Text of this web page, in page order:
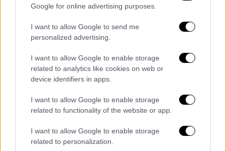
Google for online advertising purposes.
I want to allow Google to send me
personalized advertising.
I want to allow Google to enable storage
related to analytics like cookies on web or
device identifiers in apps.
I want to allow Google to enable storage
related to functionality of the website or app.
I want to allow Google to enable storage
related to personalization.
Αθλητισμός|19.12.2020 01:03
Formula 1: Θρίαμβος του Φερστάπεν στη
Βραζιλία - Ναυάγιο της Ferrari (vid)